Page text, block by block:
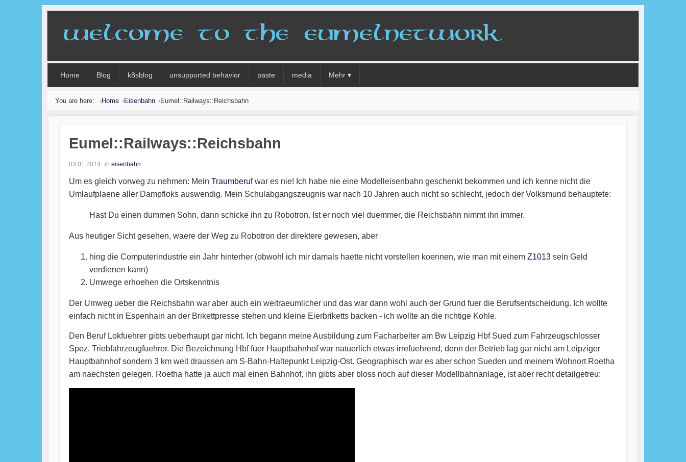
Home Blog k8sblog unsupported behavior paste media Mehr ▾
You are here: Home Eisenbahn Eumel::Railways::Reichsbahn
Eumel::Railways::Reichsbahn
03.01.2014 in eisenbahn
Um es gleich vorweg zu nehmen: Mein Traumberufwar es nie! Ich habe nie eine Modelleisenbahn geschenkt bekommen und ich kenne nicht die
Umlaufplaene aller Dampfloks auswendig. Mein Schulabgangszeugnis war nach 10 Jahren auch nicht so schlecht, jedoch der Volksmund behauptete:
Hast Du einen dummen Sohn, dann schicke ihn zu Robotron. Ist er noch viel duemmer, die Reichsbahn nimmt ihn immer.
Aus heutiger Sicht gesehen, waere der Weg zu Robotron der direktere gewesen, aber
hing die Computerindustrie ein Jahr hinterher (obwohl ich mir damals haette nicht vorstellen koennen, wie man mit einem Z1013 sein Geld
verdienen kann)
Umwege erhoehen die Ortskenntnis
Der Umweg ueber die Reichsbahn war aber auch ein weitraeumlicher und das war dann wohl auch der Grund fuer die Berufsentscheidung. Ich wollte
einfach nicht in Espenhain an der Brikettpresse stehen und kleine Eierbriketts backen - ich wollte an die richtige Kohle.
Den Beruf Lokfuehrer gibts ueberhaupt gar nicht. Ich begann meine Ausbildung zum Facharbeiter am Bw Leipzig Hbf Sued zum Fahrzeugschlosser
Spez. Triebfahrzeugfuehrer. Die Bezeichnung Hbf fuer Hauptbahnhof war natuerlich etwas irrefuehrend, denn der Betrieb lag gar nicht am Leipziger
Hauptbahnhof sondern 3 km weit draussen am S-Bahn-Haltepunkt Leipzig-Ost. Geographisch war es aber schon Sueden und meinem Wohnort Roetha
am naechsten gelegen. Roetha hatte ja auch mal einen Bahnhof, ihn gibts aber bloss noch auf dieser Modellbahnanlage, ist aber recht detailgetreu: